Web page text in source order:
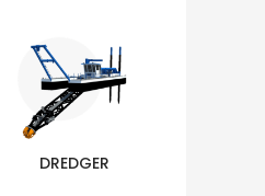
DREDGER